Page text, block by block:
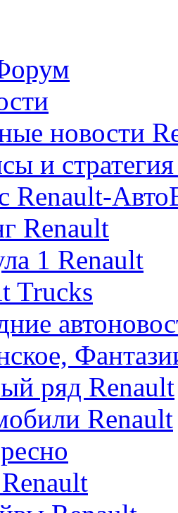
новости
и
Renault-
Renault
1 Renault
Trucks
ряд Renault
Renault